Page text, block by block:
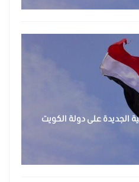
الجديدة على دولة الكويت